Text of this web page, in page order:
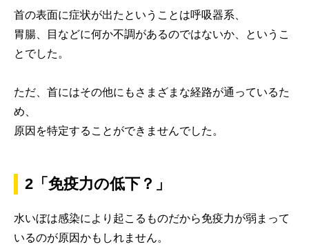
首の表面に症状が出たということは呼吸器系、
胃腸、目などに何か不調があるのではないか、というこ
とでした。
ただ、首にはその他にもさまざまな経路が通っているた
め、
原因を特定することができませんでした。
2「免疫力の低下？」
水いぼは感染により起こるものだから免疫力が弱まって
いるのが原因かもしれません。